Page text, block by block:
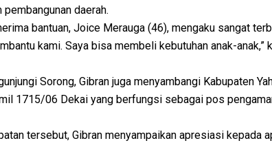
pembangunan daerah.
bantuan, Joice Merauga (46), mengaku sangat
kami. Saya bisa membeli kebutuhan anak-anak,”
Sorong, Gibran juga menyambangi Kabupaten
1715/06 Dekai yang berfungsi sebagai pos
tersebut, Gibran menyampaikan apresiasi kepada